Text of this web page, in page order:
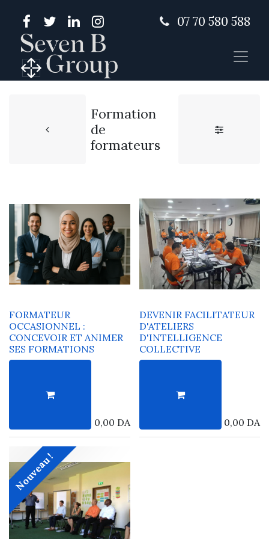
07 70 580 588
Formation
de
formateurs
FORMATEUR
OCCASIONNEL :
CONCEVOIR ET ANIMER
SES FORMATIONS
0,00 DA
DEVENIR FACILITATEUR
D'ATELIERS
D'INTELLIGENCE
COLLECTIVE
0,00 DA
Nouveau !